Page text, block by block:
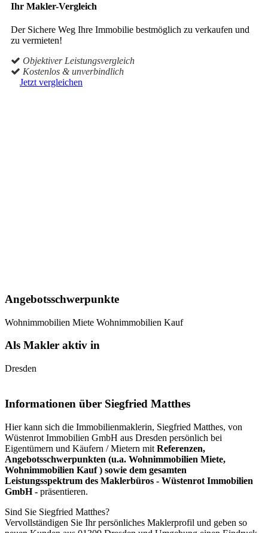
Ihr Makler-Vergleich
Der Sichere Weg Ihre Immobilie bestmöglich zu verkaufen und
zu vermieten!
Objektiver Leistungsvergleich
Kostenlos & unverbindlich
Jetzt vergleichen
Angebotsschwerpunkte
Wohnimmobilien Miete Wohnimmobilien Kauf
Als Makler aktiv in
Dresden
Informationen über Siegfried Matthes
Hier kann sich die Immobilienmaklerin, Siegfried Matthes, von
Wüstenrot Immobilien GmbH aus Dresden persönlich bei
Eigentümern und Käufern / Mietern mit Referenzen,
Angebotsschwerpunkten (u.a. Wohnimmobilien Miete,
Wohnimmobilien Kauf ) sowie dem gesamten
Leistungsspektrum des Maklerbüros - Wüstenrot Immobilien
GmbH - präsentieren.
Sind Sie Siegfried Matthes?
Vervollständigen Sie Ihr persönliches Maklerprofil und geben so